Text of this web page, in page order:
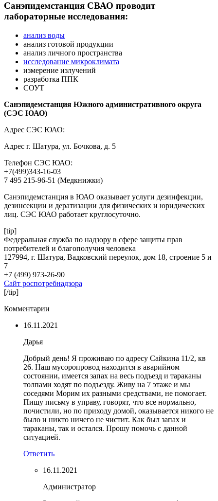
Санэпидемстанция СВАО проводит
лабораторные исследования:
анализ воды
анализ готовой продукции
анализ личного пространства
исследование микроклимата
измерение излучений
разработка ППК
СОУТ
Санэпидемстанция Южного административного округа
(СЭС ЮАО)
Адрес СЭС ЮАО:
Адрес г. Шатура, ул. Бочкова, д. 5
Телефон СЭС ЮАО:
+7(499)343-16-03
7 495 215-96-51 (Медкнижки)
Санэпидемстанция в ЮАО оказывает услуги дезинфекции,
дезинсекции и дератизации для физических и юридических
лиц. СЭС ЮАО работает круглосуточно.
[tip]
Федеральная служба по надзору в сфере защиты прав
потребителей и благополучия человека
127994, г. Шатура, Вадковский переулок, дом 18, строение 5 и
7
+7 (499) 973-26-90
Сайт роспотребнадзора
[/tip]
Комментарии
16.11.2021
Дарья
Добрый день! Я проживаю по адресу Сайкина 11/2, кв
26. Наш мусоропровод находится в аварийном
состоянии, имеется запах на весь подъезд и тараканы
толпами ходят по подъезду. Живу на 7 этаже и мы
соседями Морим их разными средствами, не помогает.
Пишу письму в управу, говорят, что все нормально,
почистили, но по приходу домой, оказывается никого не
было и никто ничего не чистит. Как был запах и
тараканы, так и остался. Прошу помочь с данной
ситуацией.
Ответить
16.11.2021
Администратор